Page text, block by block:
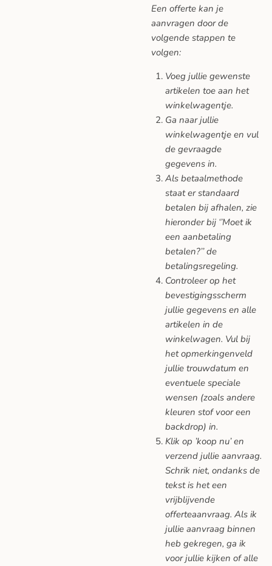
Een offerte kan je
aanvragen door de
volgende stappen te
volgen:
Voeg jullie gewenste
artikelen toe aan het
winkelwagentje.
Ga naar jullie
winkelwagentje en vul
de gevraagde
gegevens in.
Als betaalmethode
staat er standaard
betalen bij afhalen, zie
hieronder bij ‘’Moet ik
een aanbetaling
betalen?’’ de
betalingsregeling.
Controleer op het
bevestigingsscherm
jullie gegevens en alle
artikelen in de
winkelwagen. Vul bij
het opmerkingenveld
jullie trouwdatum en
eventuele speciale
wensen (zoals andere
kleuren stof voor een
backdrop) in.
Klik op ’koop nu’ en
verzend jullie aanvraag.
Schrik niet, ondanks de
tekst is het een
vrijblijvende
offerteaanvraag. Als ik
jullie aanvraag binnen
heb gekregen, ga ik
voor jullie kijken of alle